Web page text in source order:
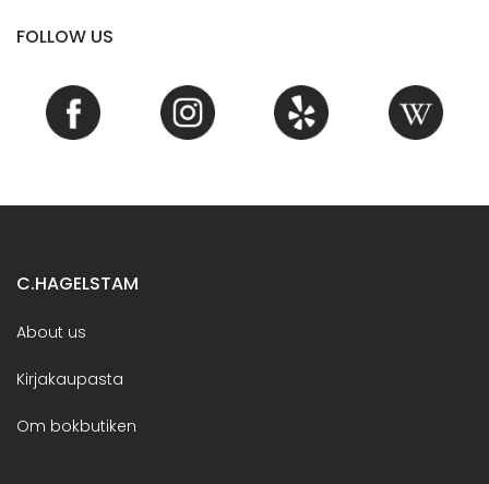
FOLLOW US
C.HAGELSTAM
About us
Kirjakaupasta
Om bokbutiken